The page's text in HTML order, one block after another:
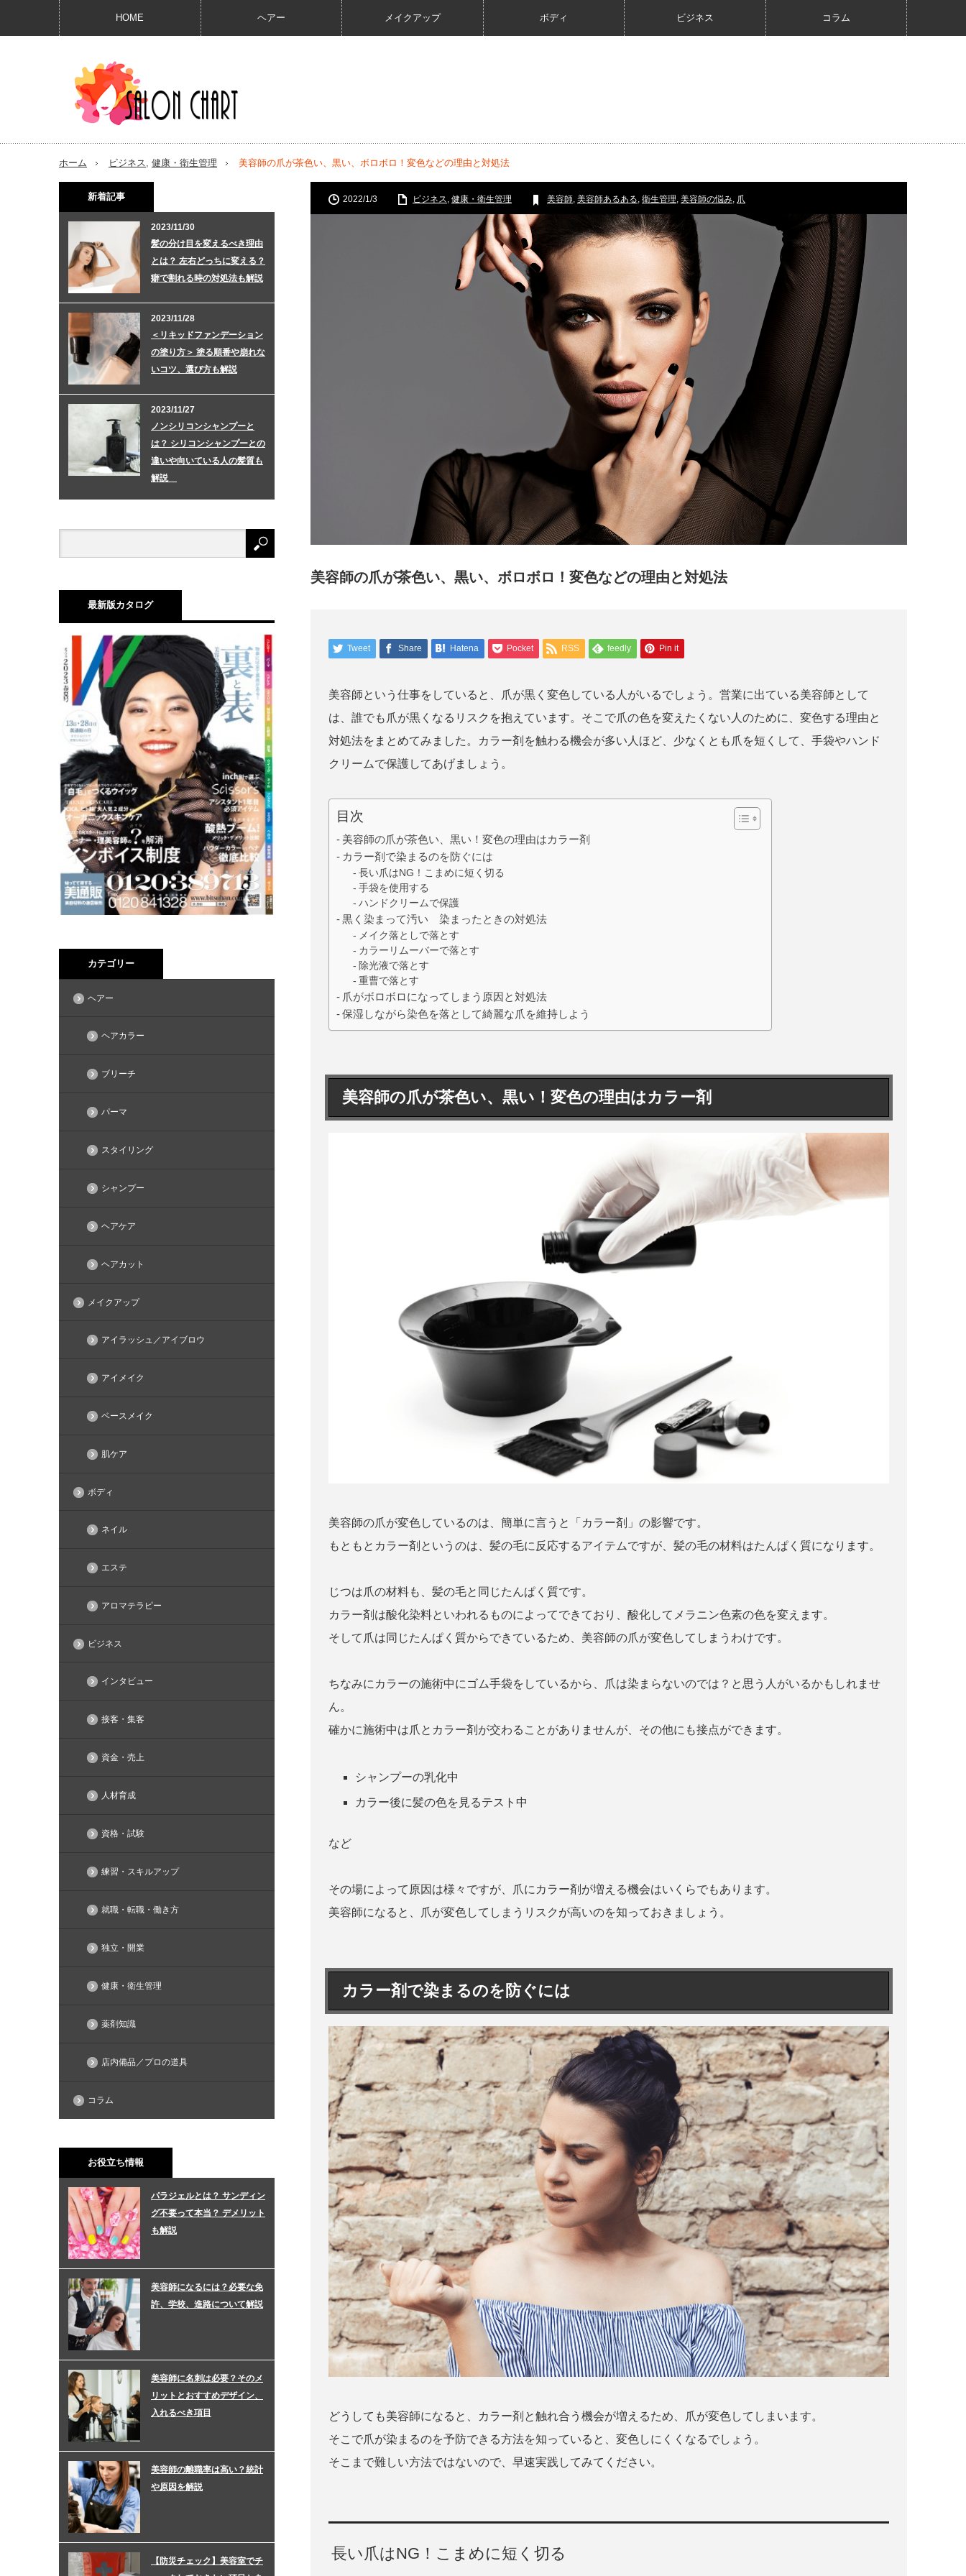
HOME ヘアー メイクアップ ボディ ビジネス コラム
ホーム ビジネス, 健康・衛生管理 美容師の爪が茶色い、黒い、ボロボロ！変色などの理由と対処法
2022/1/3 ビジネス, 健康・衛生管理 美容師, 美容師あるある, 衛生管理, 美容師の悩み, 爪
美容師の爪が茶色い、黒い、ボロボロ！変色などの理由と対処法
Tweet Share Hatena Pocket RSS feedly Pin it
美容師という仕事をしていると、爪が黒く変色している人がいるでしょう。営業に出ている美容師として
は、誰でも爪が黒くなるリスクを抱えています。そこで爪の色を変えたくない人のために、変色する理由と
対処法をまとめてみました。カラー剤を触わる機会が多い人ほど、少なくとも爪を短くして、手袋やハンド
クリームで保護してあげましょう。
目次
美容師の爪が茶色い、黒い！変色の理由はカラー剤
カラー剤で染まるのを防ぐには
長い爪はNG！こまめに短く切る
手袋を使用する
ハンドクリームで保護
黒く染まって汚い 染まったときの対処法
メイク落としで落とす
カラーリムーバーで落とす
除光液で落とす
重曹で落とす
爪がボロボロになってしまう原因と対処法
保湿しながら染色を落として綺麗な爪を維持しよう
美容師の爪が茶色い、黒い！変色の理由はカラー剤
美容師の爪が変色しているのは、簡単に言うと「カラー剤」の影響です。
もともとカラー剤というのは、髪の毛に反応するアイテムですが、髪の毛の材料はたんぱく質になります。
じつは爪の材料も、髪の毛と同じたんぱく質です。
カラー剤は酸化染料といわれるものによってできており、酸化してメラニン色素の色を変えます。
そして爪は同じたんぱく質からできているため、美容師の爪が変色してしまうわけです。
ちなみにカラーの施術中にゴム手袋をしているから、爪は染まらないのでは？と思う人がいるかもしれませ
ん。
確かに施術中は爪とカラー剤が交わることがありませんが、その他にも接点ができます。
シャンプーの乳化中
カラー後に髪の色を見るテスト中
など
その場によって原因は様々ですが、爪にカラー剤が増える機会はいくらでもあります。
美容師になると、爪が変色してしまうリスクが高いのを知っておきましょう。
カラー剤で染まるのを防ぐには
どうしても美容師になると、カラー剤と触れ合う機会が増えるため、爪が変色してしまいます。
そこで爪が染まるのを予防できる方法を知っていると、変色しにくくなるでしょう。
そこまで難しい方法ではないので、早速実践してみてください。
長い爪はNG！こまめに短く切る
新着記事
2023/11/30
髪の分け目を変えるべき理由
とは？ 左右どっちに変える？
癖で割れる時の対処法も解説
2023/11/28
＜リキッドファンデーション
の塗り方＞ 塗る順番や崩れな
いコツ、選び方も解説
2023/11/27
ノンシリコンシャンプーと
は？ シリコンシャンプーとの
違いや向いている人の髪質も
解説
最新版カタログ
カテゴリー
ヘアー
ヘアカラー
ブリーチ
パーマ
スタイリング
シャンプー
ヘアケア
ヘアカット
メイクアップ
アイラッシュ／アイブロウ
アイメイク
ベースメイク
肌ケア
ボディ
ネイル
エステ
アロマテラピー
ビジネス
インタビュー
接客・集客
資金・売上
人材育成
資格・試験
練習・スキルアップ
就職・転職・働き方
独立・開業
健康・衛生管理
薬剤知識
店内備品／プロの道具
コラム
お役立ち情報
パラジェルとは？ サンディン
グ不要って本当？ デメリット
も解説
美容師になるには？必要な免
許、学校、進路について解説
美容師に名刺は必要？そのメ
リットとおすすめデザイン、
入れるべき項目
美容師の離職率は高い？統計
や原因を解説
【防災チェック】美容室でチ